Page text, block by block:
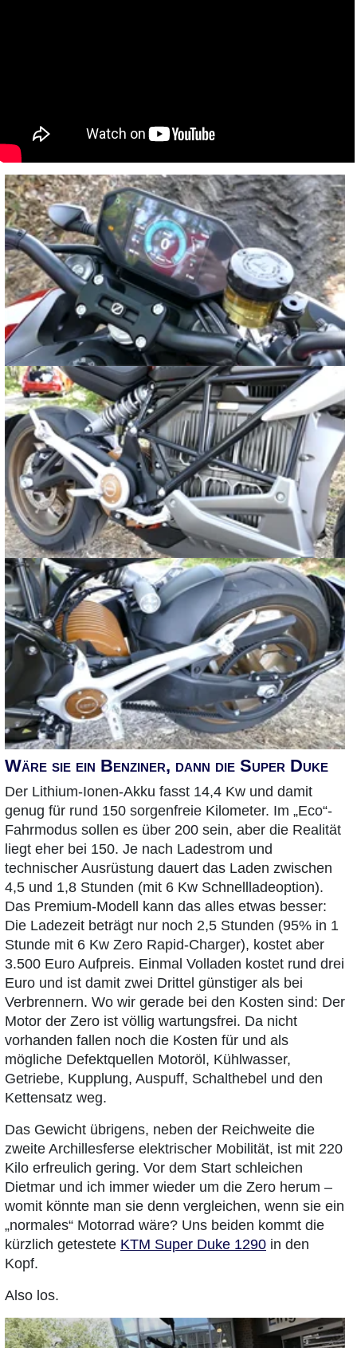
Wäre sie ein Benziner, dann die Super Duke
Der Lithium-Ionen-Akku fasst 14,4 Kw und damit
genug für rund 150 sorgenfreie Kilometer. Im „Eco“-
Fahrmodus sollen es über 200 sein, aber die Realität
liegt eher bei 150. Je nach Ladestrom und
technischer Ausrüstung dauert das Laden zwischen
4,5 und 1,8 Stunden (mit 6 Kw Schnellladeoption).
Das Premium-Modell kann das alles etwas besser:
Die Ladezeit beträgt nur noch 2,5 Stunden (95% in 1
Stunde mit 6 Kw Zero Rapid-Charger), kostet aber
3.500 Euro Aufpreis. Einmal Volladen kostet rund drei
Euro und ist damit zwei Drittel günstiger als bei
Verbrennern. Wo wir gerade bei den Kosten sind: Der
Motor der Zero ist völlig wartungsfrei. Da nicht
vorhanden fallen noch die Kosten für und als
mögliche Defektquellen Motoröl, Kühlwasser,
Getriebe, Kupplung, Auspuff, Schalthebel und den
Kettensatz weg.
Das Gewicht übrigens, neben der Reichweite die
zweite Archillesferse elektrischer Mobilität, ist mit 220
Kilo erfreulich gering. Vor dem Start schleichen
Dietmar und ich immer wieder um die Zero herum –
womit könnte man sie denn vergleichen, wenn sie ein
„normales“ Motorrad wäre? Uns beiden kommt die
kürzlich getestete KTM Super Duke 1290 in den
Kopf.
Also los.